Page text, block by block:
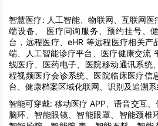
智慧医疗: 人工智能、物联网、互联网
端设备、 医疗问询服务、预约挂号、
台，远程医疗、eHR 等远程医疗相关产
端、人工智能诊疗平台、医疗健康交流
线医疗、医药电子、医院移动通讯系统
程视频医疗会诊系统、医院临床医疗信
台、健康档案区域化联网、识别及追溯系
智能可穿戴: 移动医疗 APP、语音交互
脑环、智能眼镜、智能眼罩、智能颈椎